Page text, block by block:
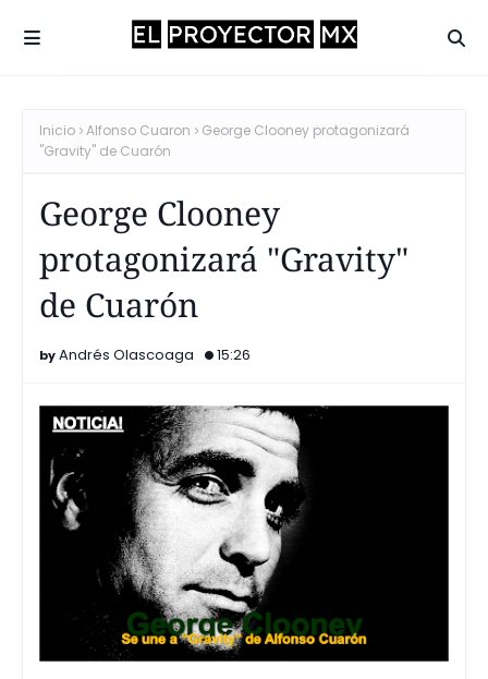
Inicio Alfonso Cuaron
George Clooney protagonizará
"Gravity" de Cuarón
George Clooney
protagonizará "Gravity"
de Cuarón
Andrés Olascoaga 15:26